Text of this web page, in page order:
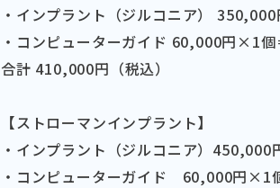
・インプラント（ジルコニア）
・コンピューターガイド 60,000円×1
合計 410,000円（税込）
【ストローマンインプラント】
・インプラント（ジルコニア）
・コンピューターガイド 60,000円×1